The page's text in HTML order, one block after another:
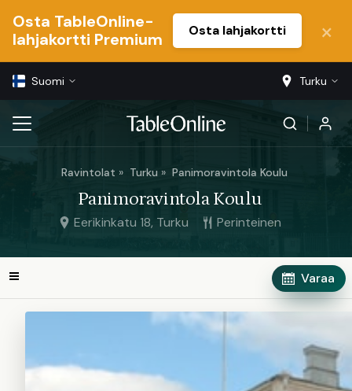
Osta TableOnline-
lahjakortti Premium
Osta lahjakortti
Suomi Turku
Ravintolat Turku Panimoravintola Koulu
Panimoravintola Koulu
Eerikinkatu 18, Turku Perinteinen
Varaa